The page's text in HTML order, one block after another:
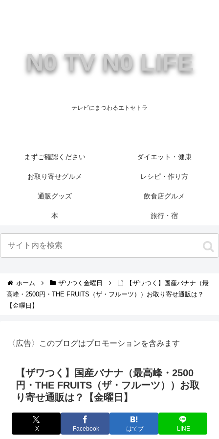
N0 TV N0 LIFE
テレビにまつわるエトセトラ
まずご確認ください ダイエット・健康
お取り寄せグルメ レシピ・作り方
通販グッズ 飲食店グルメ
本 旅行・宿
ホーム ザワつく金曜日
【ザワつく】国産バナナ（最
高峰・2500円・THE FRUITS（ザ・フルーツ））お取り寄せ通販は？
【金曜日】
〈広告〉このブログはプロモーションを含みます
【ザワつく】国産バナナ（最高峰・2500
円・THE FRUITS（ザ・フルーツ））お取
り寄せ通販は？【金曜日】
X Facebook はてブ LINE